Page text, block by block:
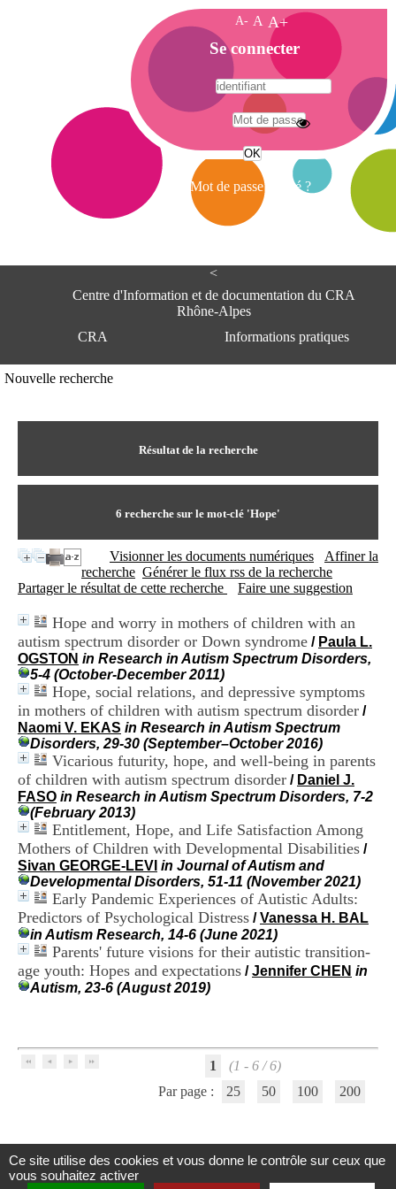
<
Centre d'Information et de documentation du CRA
Rhône-Alpes
CRA
Informations pratiques
Centre Hospitalier le Vinatier
Horaires
9h00-12h00 13h30-16h00
+33(0)4 37 91 54 65
Fax:+33(0)4 37 91 54 37
Mail
Nouvelle recherche
Résultat de la recherche
6 recherche sur le mot-clé 'Hope'
Visionner les documents numériques
Affiner la
recherche Générer le flux rss de la recherche
Partager le résultat de cette recherche
Faire une suggestion
Hope and worry in mothers of children with an
autism spectrum disorder or Down syndrome / Paula L.
OGSTON in Research in Autism Spectrum Disorders,
5-4 (October-December 2011)
Hope, social relations, and depressive symptoms
in mothers of children with autism spectrum disorder /
Naomi V. EKAS in Research in Autism Spectrum
Disorders, 29-30 (September–October 2016)
Vicarious futurity, hope, and well-being in parents
of children with autism spectrum disorder / Daniel J.
FASO in Research in Autism Spectrum Disorders, 7-2
(February 2013)
Entitlement, Hope, and Life Satisfaction Among
Mothers of Children with Developmental Disabilities /
Sivan GEORGE-LEVI in Journal of Autism and
Developmental Disorders, 51-11 (November 2021)
Early Pandemic Experiences of Autistic Adults:
Predictors of Psychological Distress /Vanessa H. BAL
in Autism Research, 14-6 (June 2021)
Parents' future visions for their autistic transition-
age youth: Hopes and expectations /Jennifer CHEN in
Autism, 23-6 (August 2019)
1
(1 - 6 / 6)
Par page :
25 50 100 200
Centre d'Information et de Documentation
A- A A+
A
c
c
e
i
Se connecter
Mot de passe oublié ?
A
e
e
n
o
m
t
n
t
e
D
o
c
u
m
e
n
t
a
t
i
n
d
u
C
R
A
R
h
ô
n
e
r
e
Ce site utilise des cookies et vous donne le contrôle sur ceux que
vous souhaitez activer